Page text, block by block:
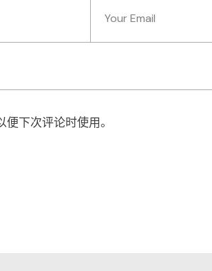
下次评论时使用。